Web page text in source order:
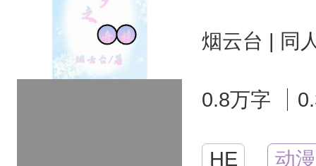
烟云台 | 同
0.8万字
HE 动漫